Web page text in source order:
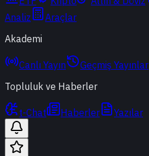
Analiz
Araçlar
Akademi
Canlı Yayın Geçmiş Yayınlar
Topluluk ve Haberler
t-Chat Haberler Yazılar